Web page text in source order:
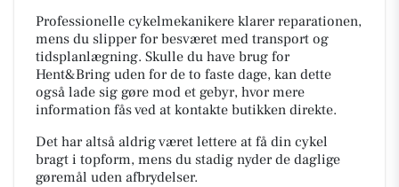
Professionelle cykelmekanikere klarer reparationen,
mens du slipper for besværet med transport og
tidsplanlægning. Skulle du have brug for
Hent&Bring uden for de to faste dage, kan dette
også lade sig gøre mod et gebyr, hvor mere
information fås ved at kontakte butikken direkte.
Det har altså aldrig været lettere at få din cykel
bragt i topform, mens du stadig nyder de daglige
gøremål uden afbrydelser.